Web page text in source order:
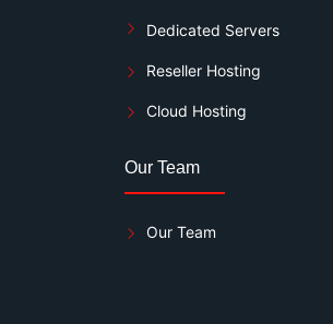
Dedicated Servers
Reseller Hosting
Cloud Hosting
Our Team
Our Team